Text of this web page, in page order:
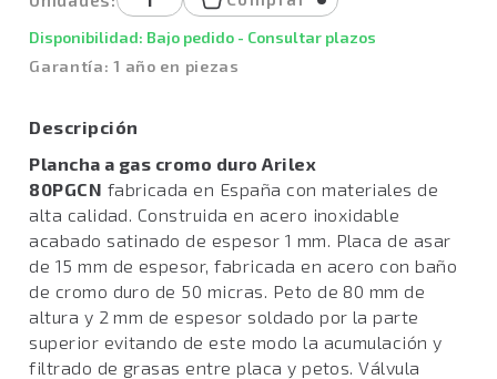
Disponibilidad: Bajo pedido - Consultar plazos
Garantía: 1 año en piezas
Descripción
Plancha a gas cromo duro Arilex
80PGCN fabricada en España con materiales de
alta calidad. Construida en acero inoxidable
acabado satinado de espesor 1 mm. Placa de asar
de 15 mm de espesor, fabricada en acero con baño
de cromo duro de 50 micras. Peto de 80 mm de
altura y 2 mm de espesor soldado por la parte
superior evitando de este modo la acumulación y
filtrado de grasas entre placa y petos. Válvula